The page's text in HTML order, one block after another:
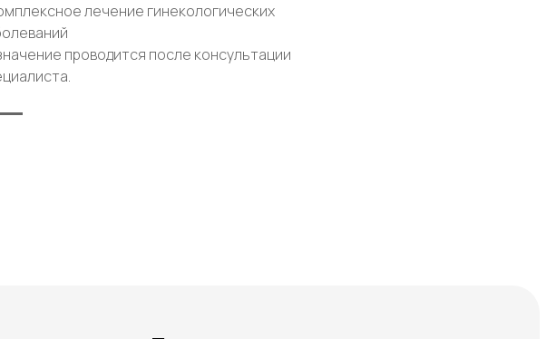
лечение гинекологических
проводится после консультации